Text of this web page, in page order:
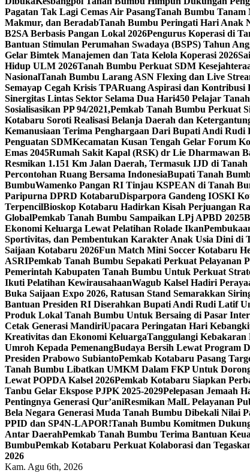
Pagatan Tak Lagi Cemas Air PasangTanah Bumbu Tanam
Makmur, dan BeradabTanah Bumbu Peringati Hari Anak
B2SA Berbasis Pangan Lokal 2026Pengurus Koperasi di
Bantuan Stimulan Perumahan Swadaya (BSPS) Tahun
Gelar Bimtek Manajemen dan Tata Kelola Koperasi 2026
Hidup ULM 2026Tanah Bumbu Perkuat SDM
NasionalTanah Bumbu Larang ASN Flexing dan Live
Semayap Cegah Krisis TPARuang Aspirasi dan Kontribusi
Sinergitas Lintas Sektor Selama Dua Hari450 Pelajar
Sosialisasikan PP 94/2021,Pemkab Tanah Bumbu Perkuat
Kotabaru Soroti Realisasi Belanja Daerah dan
Kemanusiaan Terima Penghargaan Dari Bupati Andi
Penguatan SDMKecamatan Kusan Tengah Gelar Forum
Emas 2045Rumah Sakit Kapal (RSK) dr Lie Dharmawan
Resmikan 1.151 Km Jalan Daerah, Termasuk IJD di
Percontohan Ruang Bersama IndonesiaBupati Tanah
BumbuWamenko Pangan RI Tinjau KSPEAN di Tanah
Paripurna DPRD KotabaruDisparpora Gandeng IOSKI
TerpencilBioskop Kotabaru Hadirkan Kisah Perjuangan
GlobalPemkab Tanah Bumbu Sampaikan LPj APBD 2025
Ekonomi Keluarga Lewat Pelatihan Rolade Ikan
Sportivitas, dan Pembentukan Karakter Anak Usia Dini di
Saijaan Kotabaru 2026Fun Match Mini Soccer Kotabaru
ASRIPemkab Tanah Bumbu Sepakati Perkuat Pelayanan
Pemerintah Kabupaten Tanah Bumbu Untuk Perkuat
Ikuti Pelatihan KewirausahaanWagub Kalsel Hadiri
Buka Saijaan Expo 2026, Ratusan Stand Semarakkan
Bantuan Presiden RI Diserahkan Bupati Andi Rudi Latif
Produk Lokal Tanah Bumbu Untuk Bersaing di Pasar
Cetak Generasi MandiriUpacara Peringatan Hari
Kreativitas dan Ekonomi KeluargaTanggulangi
Umroh Kepada PemenangBudaya Bersih Lewat Program
Presiden Prabowo SubiantoPemkab Kotabaru Pasang
Tanah Bumbu Libatkan UMKM Dalam FKP Untuk
Lewat POPDA Kalsel 2026Pemkab Kotabaru Siapkan
Tanbu Gelar Ekspose PJPK 2025-2029Pelepasan Jemaah
Pentingnya Generasi Qur’aniResmikan MalL Pelayanan
Bela Negara Generasi Muda Tanah Bumbu Dibekali Nilai
PPID dan SP4N-LAPOR!Tanah Bumbu Komitmen
Antar DaerahPemkab Tanah Bumbu Terima Bantuan
BumbuPemkab Kotabaru Perkuat Kolaborasi dan
2026
Kam. Agu 6th, 2026